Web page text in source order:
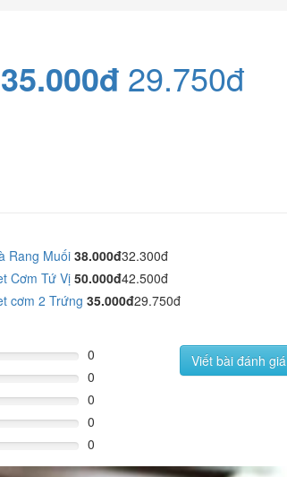
35.000đ 29.750đ
Rang Muối38.000đ32.300đ
Cơm Tứ Vị50.000đ42.500đ
cơm 2 Trứng 35.000đ29.750đ
0
0
0
0
0
Viết bài đánh giá